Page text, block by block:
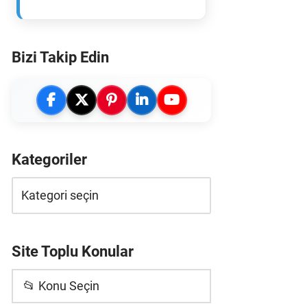
Bizi Takip Edin
Kategoriler
Site Toplu Konular
📂 Konu Seçin